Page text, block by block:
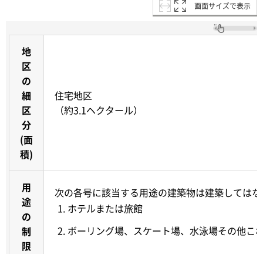
画面サイズで表示
地
区
の
細
区
分
(面
積)
住宅地区
（約3.1ヘクタール）
用
途
の
制
限
次の各号に該当する用途の建築物は建築しては
ホテルまたは旅館
ボーリング場、スケート場、水泳場その他こ